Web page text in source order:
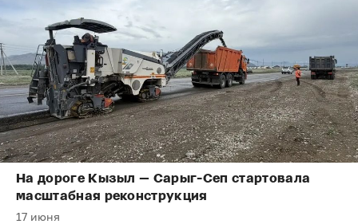
На дороге Кызыл — Сарыг-Сеп стартовала
масштабная реконструкция
17 июня